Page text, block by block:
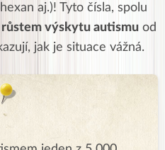
aj.)! Tyto čísla, spolu
výskytu autismu od
jak je situace vážná.